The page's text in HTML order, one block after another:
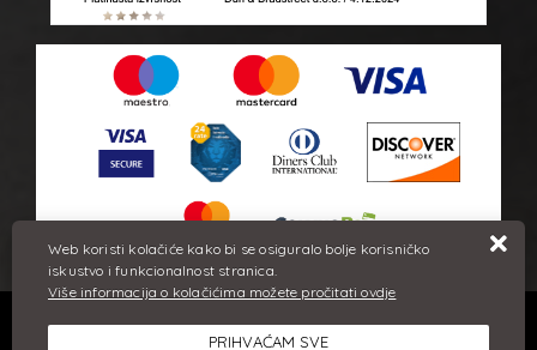
što bolji i točniji opis i sliku. Unatoč tome, ne možemo
Web koristi kolačiće kako bi se osiguralo bolje korisničko
iskustvo i funkcionalnost stranica.
Više informacija o kolačićima možete pročitati ovdje
PRIHVAĆAM SVE